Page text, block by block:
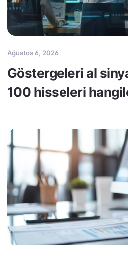
Ağustos 6, 2026
Göstergeleri al
100 hisseleri